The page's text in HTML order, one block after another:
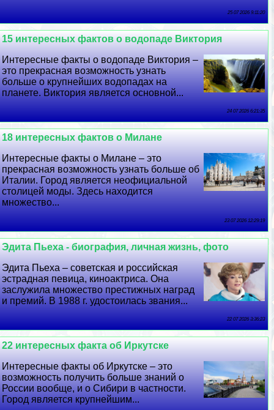
25 07 2026 9:11:20
15 интересных фактов о водопаде Виктория
Интересные факты о водопаде Виктория –
это прекрасная возможность узнать
больше о крупнейших водопадах на
планете. Виктория является основной...
24 07 2026 6:21:35
18 интересных фактов о Милане
Интересные факты о Милане – это
прекрасная возможность узнать больше об
Италии. Город является неофициальной
столицей моды. Здесь находится
множество...
23 07 2026 12:29:19
Эдита Пьеха - биография, личная жизнь, фото
Эдита Пьеха – советская и российская
эстрадная певица, киноактриса. Она
заслужила множество престижных наград
и премий. В 1988 г. удостоилась звания...
22 07 2026 3:36:23
22 интересных факта об Иркутске
Интересные факты об Иркутске – это
возможность получить больше знаний о
России вообще, и о Сибири в частности.
Город является крупнейшим...